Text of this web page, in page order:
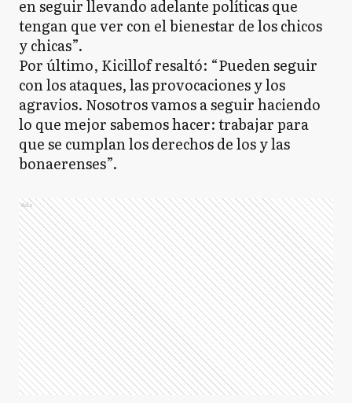
en seguir llevando adelante políticas que
tengan que ver con el bienestar de los chicos
y chicas”.
Por último, Kicillof resaltó: “Pueden seguir
con los ataques, las provocaciones y los
agravios. Nosotros vamos a seguir haciendo
lo que mejor sabemos hacer: trabajar para
que se cumplan los derechos de los y las
bonaerenses”.
Ads